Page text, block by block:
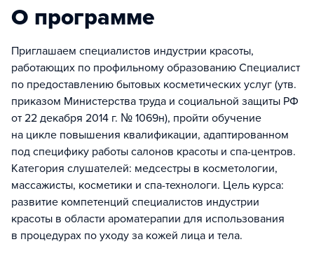
О программе
Приглашаем специалистов индустрии красоты,
работающих по профильному образованию Специалист
по предоставлению бытовых косметических услуг (утв.
приказом Министерства труда и социальной защиты РФ
от 22 декабря 2014 г. № 1069н), пройти обучение
на цикле повышения квалификации, адаптированном
под специфику работы салонов красоты и спа-центров.
Категория слушателей: медсестры в косметологии,
массажисты, косметики и спа-технологи. Цель курса:
развитие компетенций специалистов индустрии
красоты в области ароматерапии для использования
в процедурах по уходу за кожей лица и тела.